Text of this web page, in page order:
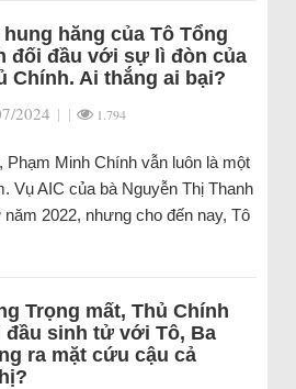
hăng của Tô Tổng
đối đầu với sự lì đòn của
Chính. Ai thắng ai bại?
2024 | | 1.794
Minh Chính vẫn luôn là một
Vụ AIC của bà Nguyễn Thị Thanh
2022, nhưng cho đến nay, Tô
Trọng mất, Thủ Chính
đầu sinh tử với Tô, Ba
ra mặt cứu cậu cả